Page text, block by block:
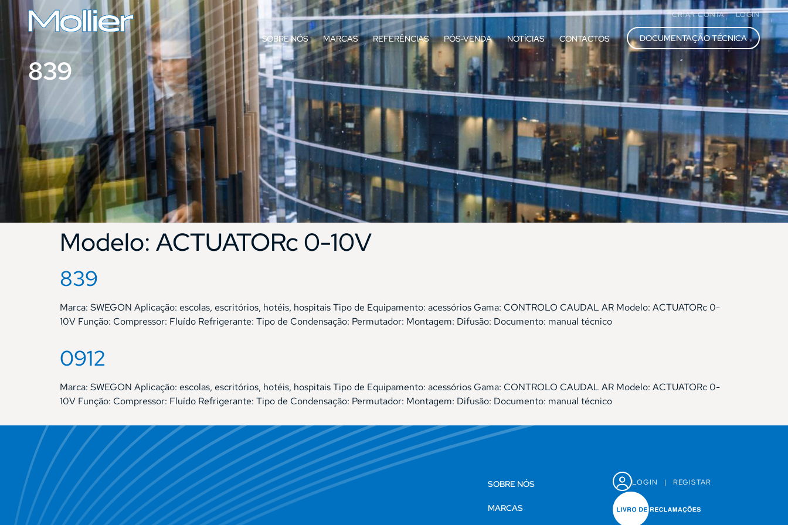
CRIAR CONTA LOGIN
SOBRE NÓS MARCAS REFERÊNCIAS PÓS-VENDA NOTÍCIAS CONTACTOS DOCUMENTAÇÃO TÉCNICA
839
Modelo: ACTUATORc 0-10V
839
Marca: SWEGON Aplicação: escolas, escritórios, hotéis, hospitais Tipo de Equipamento: acessórios Gama: CONTROLO CAUDAL AR Modelo: ACTUATORc 0-
10V Função: Compressor: Fluído Refrigerante: Tipo de Condensação: Permutador: Montagem: Difusão: Documento: manual técnico
0912
Marca: SWEGON Aplicação: escolas, escritórios, hotéis, hospitais Tipo de Equipamento: acessórios Gama: CONTROLO CAUDAL AR Modelo: ACTUATORc 0-
10V Função: Compressor: Fluído Refrigerante: Tipo de Condensação: Permutador: Montagem: Difusão: Documento: manual técnico
SOBRE NÓS
MARCAS
LOGIN | REGISTAR